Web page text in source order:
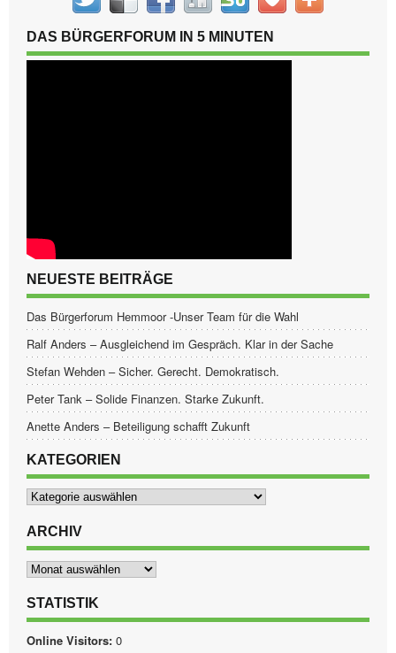
DAS BÜRGERFORUM IN 5 MINUTEN
NEUESTE BEITRÄGE
Das Bürgerforum Hemmoor -Unser Team für die Wahl
Ralf Anders – Ausgleichend im Gespräch. Klar in der Sache
Stefan Wehden – Sicher. Gerecht. Demokratisch.
Peter Tank – Solide Finanzen. Starke Zukunft.
Anette Anders – Beteiligung schafft Zukunft
KATEGORIEN
Kategorien
ARCHIV
Archiv
STATISTIK
Online Visitors: 0